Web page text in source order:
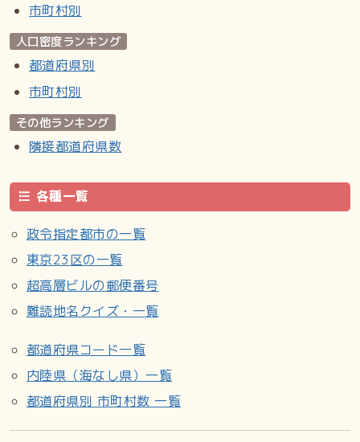
市町村別
人口密度ランキング
都道府県別
市町村別
その他ランキング
隣接都道府県数
各種一覧
政令指定都市の一覧
東京23区の一覧
超高層ビルの郵便番号
難読地名クイズ・一覧
都道府県コード一覧
内陸県（海なし県）一覧
都道府県別 市町村数 一覧